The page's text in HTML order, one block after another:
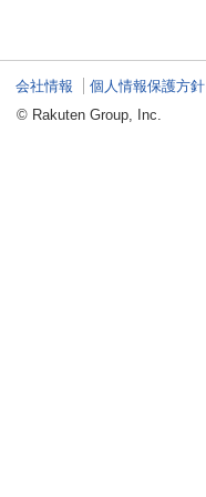
会社情報 個人情報保護方針
© Rakuten Group, Inc.